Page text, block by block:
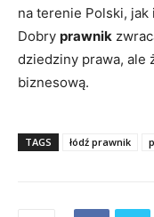
na terenie Polski, jak
Dobry prawnik
dziedziny prawa, ale
biznesową.
TAGS łódź prawnik